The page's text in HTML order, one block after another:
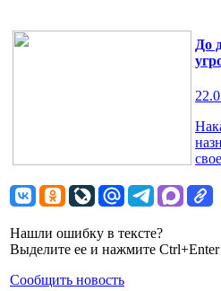
До
Нашли ошибку в тексте?
Выделите ее и нажмите Ctrl+Enter
Сообщить новость